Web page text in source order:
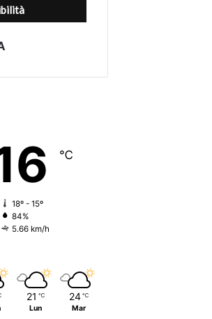
℃
18º - 15º
84%
5.66 km/h
21 ℃
Lun
24 ℃
Mar